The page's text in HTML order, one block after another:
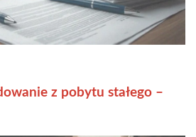
z pobytu stałego –